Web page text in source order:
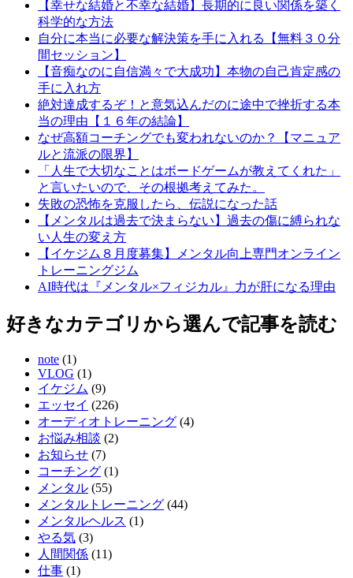
【幸せな結婚と不幸な結婚】長期的に良い関係を築く
科学的な方法
自分に本当に必要な解決策を手に入れる【無料３０分
間セッション】
【音痴なのに自信満々で大成功】本物の自己肯定感の
手に入れ方
絶対達成するぞ！と意気込んだのに途中で挫折する本
当の理由【１６年の結論】
なぜ高額コーチングでも変われないのか？【マニュア
ルと流派の限界】
「人生で大切なことはボードゲームが教えてくれた」
と言いたいので、その根拠考えてみた。
失敗の恐怖を克服したら、伝説になった話
【メンタルは過去で決まらない】過去の傷に縛られな
い人生の変え方
【イケジム８月度募集】メンタル向上専門オンライン
トレーニングジム
AI時代は『メンタル×フィジカル』力が肝になる理由
好きなカテゴリから選んで記事を読む
note (1)
VLOG (1)
イケジム (9)
エッセイ (226)
オーディオトレーニング (4)
お悩み相談 (2)
お知らせ (7)
コーチング (1)
メンタル (55)
メンタルトレーニング (44)
メンタルヘルス (1)
やる気 (3)
人間関係 (11)
仕事 (1)